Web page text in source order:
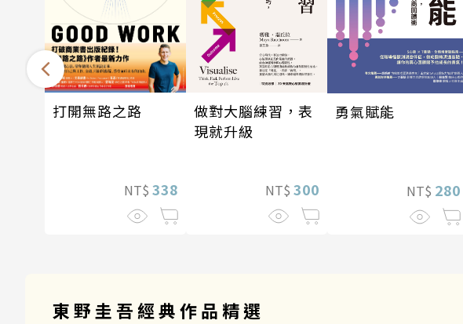
打開無路之路
NT$ 338
做對大腦練習，表
現就升級
NT$ 300
勇氣賦能
NT$ 280
東野圭吾經典作品精選